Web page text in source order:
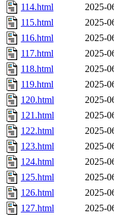
114.html
2025-
115.html
2025-
116.html
2025-
117.html
2025-
118.html
2025-
119.html
2025-
120.html
2025-
121.html
2025-
122.html
2025-
123.html
2025-
124.html
2025-
125.html
2025-
126.html
2025-
127.html
2025-